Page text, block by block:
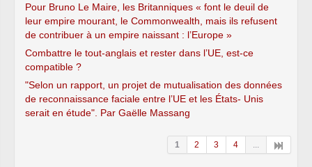
François Scellier, André Schneider, Jean-Pierre
Schosteck, Jean-Marie Sermier, Jean-Pierre
Soisson, Michel Sordi, Daniel Spagnou, Eric
Straumann, Alain Suguenot, Mme Michèle
Claude Thomas, Dominique Tian, Jean Tiberi,
Alfred Trassy-Paillogues, Georges Tron, Jean
Ueberschlag, Yves Vandewalle, Christian
Vasseur, Catherine Vautrin, MM. Patrice
Pour Bruno Le Maire, les Britanniques « font le deuil de
leur empire mourant, le Commonwealth, mais ils refusent
de contribuer à un empire naissant : l’Europe »
Combattre le tout-anglais et rester dans l’UE, est-ce
compatible ?
"Selon un rapport, un projet de mutualisation des données
de reconnaissance faciale entre l’UE et les États- Unis
serait en étude". Par Gaëlle Massang
1 2 3 4 ...